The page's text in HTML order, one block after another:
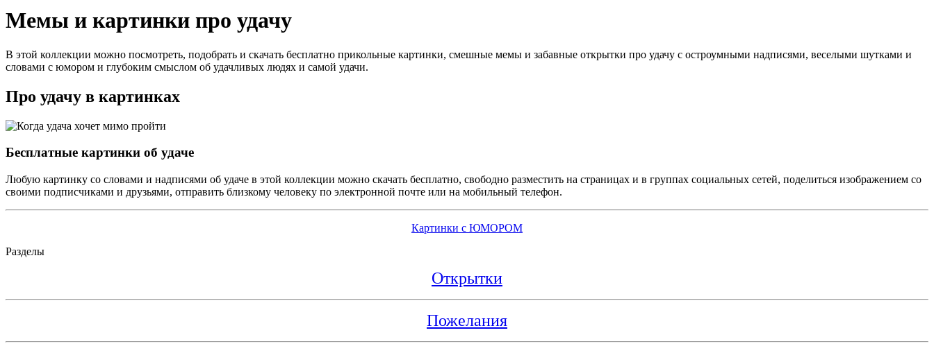
Мемы и картинки про удачу
В этой коллекции можно посмотреть, подобрать и скачать бесплатно прикольные картинки, смешные мемы и забавные открытки про удачу с остроумными надписями, веселыми шутками и
словами с юмором и глубоким смыслом об удачливых людях и самой удачи.
Про удачу в картинках
Бесплатные картинки об удаче
Любую картинку со словами и надписями об удаче в этой коллекции можно скачать бесплатно, свободно разместить на страницах и в группах социальных сетей, поделиться изображением со
своими подписчиками и друзьями, отправить близкому человеку по электронной почте или на мобильный телефон.
Картинки с ЮМОРОМ
Разделы
Открытки
Пожелания